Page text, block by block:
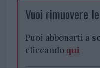
Vuoi rimuovere
Puoi abbonarti a
cliccando qui